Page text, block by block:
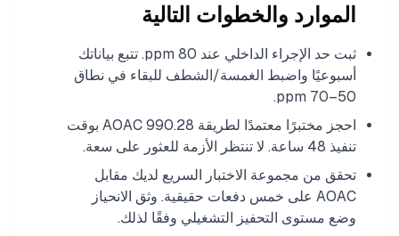
الموارد والخطوات التالية
ثبت حد الإجراء الداخلي عند 80 ppm. تتبع بياناتك
أسبوعيًا واضبط الغمسة/الشطف للبقاء في نطاق
50–70 ppm.
احجز مختبرًا معتمدًا لطريقة AOAC 990.28 بوقت
تنفيذ 48 ساعة. لا تنتظر الأزمة للعثور على سعة.
تحقق من مجموعة الاختبار السريع لديك مقابل
AOAC على خمس دفعات حقيقية. وثق الانحياز
وضع مستوى التحفيز التشغيلي وفقًا لذلك.